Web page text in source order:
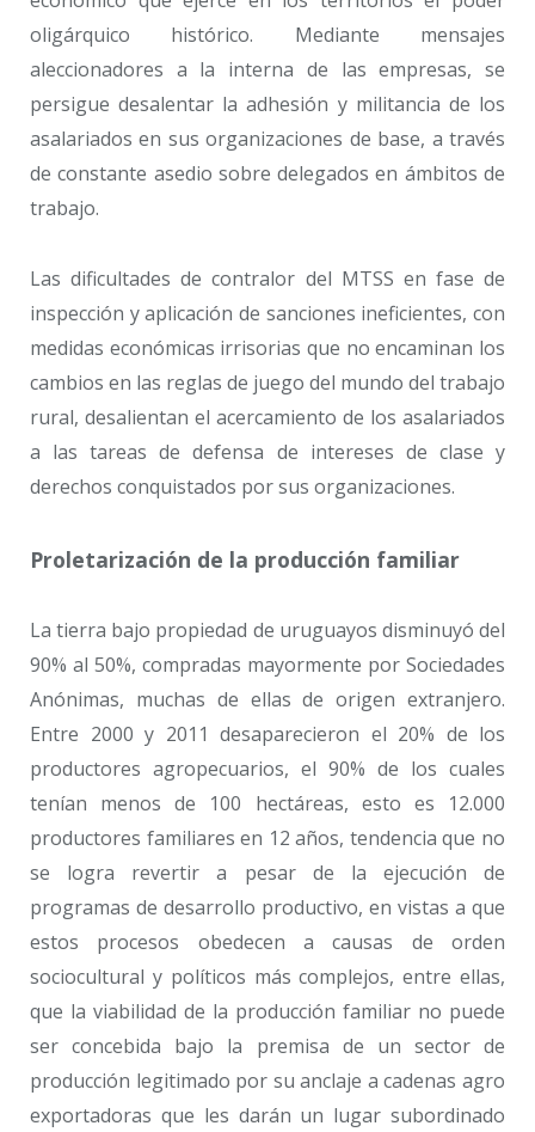
oligárquico histórico. Mediante mensajes
aleccionadores a la interna de las empresas, se
persigue desalentar la adhesión y militancia de los
asalariados en sus organizaciones de base, a través
de constante asedio sobre delegados en ámbitos de
trabajo.
Las dificultades de contralor del MTSS en fase de
inspección y aplicación de sanciones ineficientes, con
medidas económicas irrisorias que no encaminan los
cambios en las reglas de juego del mundo del trabajo
rural, desalientan el acercamiento de los asalariados
a las tareas de defensa de intereses de clase y
derechos conquistados por sus organizaciones.
Proletarización de la producción familiar
La tierra bajo propiedad de uruguayos disminuyó del
90% al 50%, compradas mayormente por Sociedades
Anónimas, muchas de ellas de origen extranjero.
Entre 2000 y 2011 desaparecieron el 20% de los
productores agropecuarios, el 90% de los cuales
tenían menos de 100 hectáreas, esto es 12.000
productores familiares en 12 años, tendencia que no
se logra revertir a pesar de la ejecución de
programas de desarrollo productivo, en vistas a que
estos procesos obedecen a causas de orden
sociocultural y políticos más complejos, entre ellas,
que la viabilidad de la producción familiar no puede
ser concebida bajo la premisa de un sector de
producción legitimado por su anclaje a cadenas agro
exportadoras que les darán un lugar subordinado